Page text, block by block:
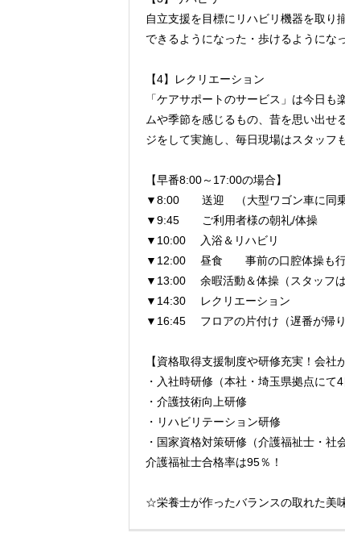
自立支援を目標にリハビリ機器を取り
できるようになった・歩けるようにな
【4】レクリエーション
「ケアサポートのサービス」は今日
ムや季節を感じるもの、昔を思い出せ
ジをして実施し、毎日現場はスタッフ
【早番8:00～17:00の場合】
▼8:00 送迎 （大型ワゴン車に同乗
▼9:45 ご利用者様の朝礼/体操
▼10:00 入浴＆リハビリ
▼12:00 昼食 事前の口腔体操も行
▼13:00 余暇活動＆体操（スタッフは
▼14:30 レクリエーション
▼16:45 フロアの片付け（遅番が帰り
【資格取得支援制度や研修充実！会社
・入社時研修（本社・埼玉県拠点にて4
・介護技術向上研修
・リハビリテーション研修
・国家資格対策研修（介護福祉士・社
介護福祉士合格率は95％！
☆栄養士が作ったバランスの取れた美